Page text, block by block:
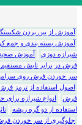
آموزش از بین بردن
آموزش بسته بندی و جمع
شیرازه دوزی
آموزش
فرش در برابر تابش مستقیم
سر خوردن فرش روی
اصول استفاده از ترمز
فرش
انواع شیرازه
استفاده از دو گره ریشه
جلوگیری از سر خوردن